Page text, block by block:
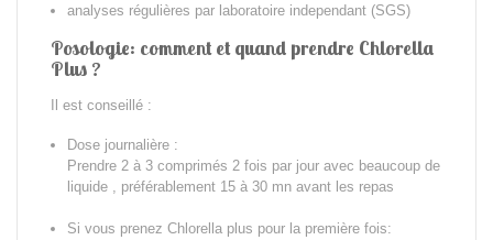
analyses régulières par laboratoire independant (SGS)
Posologie: comment et quand prendre Chlorella
Plus ?
Il est conseillé :
Dose journalière :
Prendre 2 à 3 comprimés 2 fois par jour avec beaucoup de
liquide , préférablement 15 à 30 mn avant les repas
Si vous prenez Chlorella plus pour la première fois: